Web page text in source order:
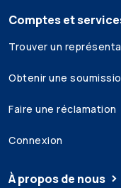
Comptes et
Trouver un
Obtenir une
Faire une réclamation
Connexion
À propos de nous